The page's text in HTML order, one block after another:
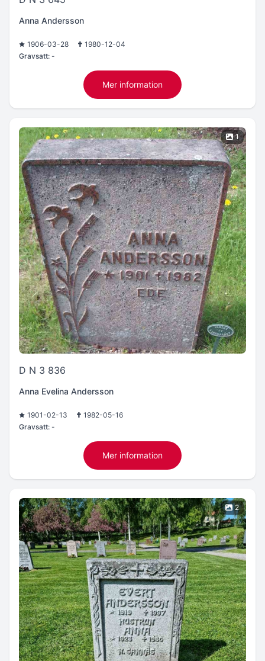
Anna Andersson
1906-03-28
1980-12-04
Gravsatt: -
Mer information
1
D N 3 836
Anna Evelina Andersson
1901-02-13
1982-05-16
Gravsatt: -
Mer information
2